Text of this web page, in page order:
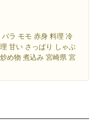
ラ モモ 赤身 料理 冷
甘い さっぱり しゃぶ
め物 煮込み 宮崎県 宮